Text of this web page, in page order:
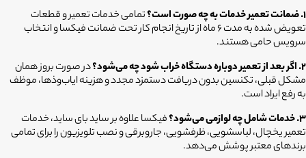
۱. ضمانت تعمیر خدمات به چه صورت است؟
تمامی خدمات تعمیر و قطعات
تعویض شده به مدت ۶ ماه از تاریخ انجام کار تحت ضمانت فیکسا و انتخاب
سرویس حامی هستند.
۲. اگر بعد از تعمیر دوباره دستگاه خراب شود چه می‌شود؟
در صورت بروز همان
مشکل قبلی، تکنسین بدون دریافت دستمزد مجدد و هزینه ایاب‌وذها، موظف
به رفع ایراد است.
۳. خدمات شامل چه لوازمی می‌شود؟
فیکسا علاوه بر ساید بای ساید، خدمات
تعمیر یخچال، لباسشویی، ظرفشویی، جاروبرقی و نصب تلویزیون را برای تمامی
برندهای معتبر پوشش می‌دهد.